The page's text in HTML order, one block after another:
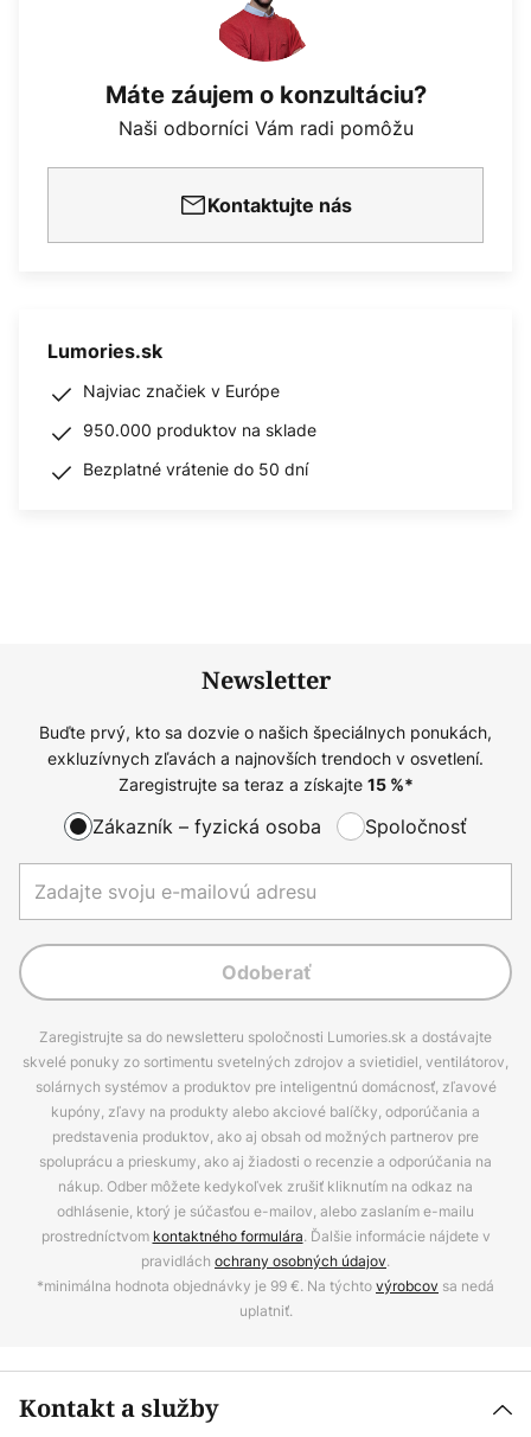
Máte záujem o konzultáciu?
Naši odborníci Vám radi pomôžu
Kontaktujte nás
Lumories.sk
Najviac značiek v Európe
950.000 produktov na sklade
Bezplatné vrátenie do 50 dní
Newsletter
Buďte prvý, kto sa dozvie o našich špeciálnych ponukách,
exkluzívnych zľavách a najnovších trendoch v osvetlení.
Zaregistrujte sa teraz a získajte 15%*
Zákazník – fyzická osoba Spoločnosť
Odoberať
Zaregistrujte sa do newsletteru spoločnosti Lumories.sk a dostávajte
skvelé ponuky zo sortimentu svetelných zdrojov a svietidiel, ventilátorov,
solárnych systémov a produktov pre inteligentnú domácnosť, zľavové
kupóny, zľavy na produkty alebo akciové balíčky, odporúčania a
predstavenia produktov, ako aj obsah od možných partnerov pre
spoluprácu a prieskumy, ako aj žiadosti o recenzie a odporúčania na
nákup. Odber môžete kedykoľvek zrušiť kliknutím na odkaz na
odhlásenie, ktorý je súčasťou e-mailov, alebo zaslaním e-mailu
prostredníctvom kontaktného formulára. Ďalšie informácie nájdete v
pravidlách ochrany osobných údajov.
*minimálna hodnota objednávky je 99 €. Na týchtovýrobcov sa nedá
uplatniť.
Kontakt a služby